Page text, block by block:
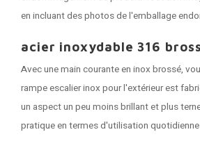
en incluant des photos de l'emballage
acier inoxydable 316
Avec une main courante en inox brossé,
rampe escalier inox pour l'extérieur est
un aspect un peu moins brillant et plus
pratique en termes d'utilisation